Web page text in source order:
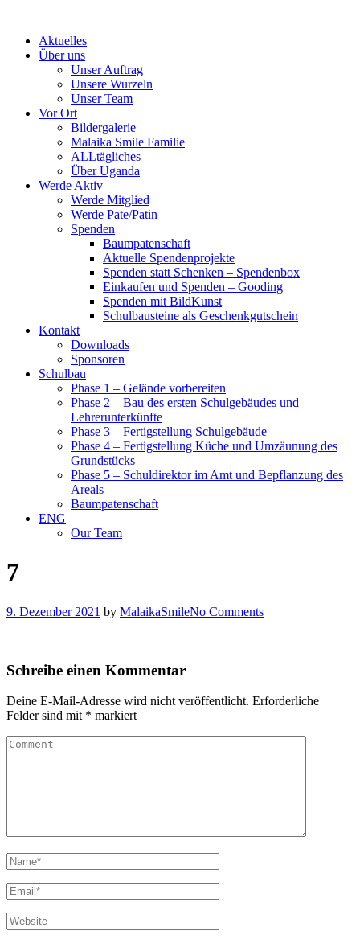
contentAktuelles
Über uns
Unser Auftrag
Unsere Wurzeln
Unser Team
Vor Ort
Bildergalerie
Malaika Smile Familie
ALLtägliches
Über Uganda
Werde Aktiv
Werde Mitglied
Werde Pate/Patin
Spenden
Baumpatenschaft
Aktuelle Spendenprojekte
Spenden statt Schenken – Spendenbox
Einkaufen und Spenden – Gooding
Spenden mit BildKunst
Schulbausteine als Geschenkgutschein
Kontakt
Downloads
Sponsoren
Schulbau
Phase 1 – Gelände vorbereiten
Phase 2 – Bau des ersten Schulgebäudes und
Lehrerunterkünfte
Phase 3 – Fertigstellung Schulgebäude
Phase 4 – Fertigstellung Küche und Umzäunung des
Grundstücks
Phase 5 – Schuldirektor im Amt und Bepflanzung des
Areals
Baumpatenschaft
ENG
Our Team
7
9. Dezember 2021 by MalaikaSmileNo Comments
Schreibe einen Kommentar
Deine E-Mail-Adresse wird nicht veröffentlicht. Erforderliche
Felder sind mit * markiert